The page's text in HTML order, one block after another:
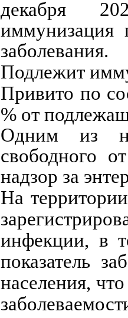
декабря
иммунизация
заболевания.
Подлежит
Привито по
% от
Одним из
свободного
надзор за
На
инфекции, в
показатель
населения,